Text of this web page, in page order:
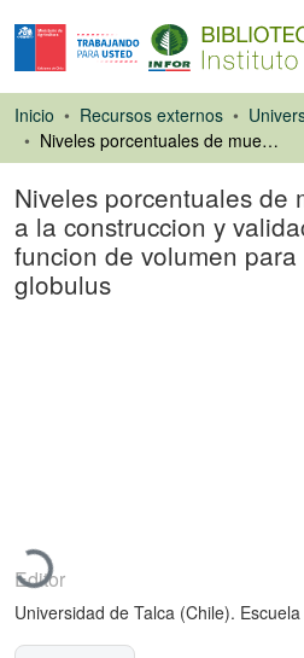
Inicio Recursos externos
Niveles porcentuales de muestra asignados a la construccion y validacion de una funcion de volumen para Eucalyptus globulus
Niveles porcentuales de
a la construccion y
funcion de volumen
globulus
Cargando...
Editor
Universidad de Talca (Chile).